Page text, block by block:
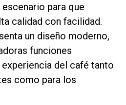
para que
calidad con facilidad.
un diseño moderno,
funciones
del café tanto
como para los